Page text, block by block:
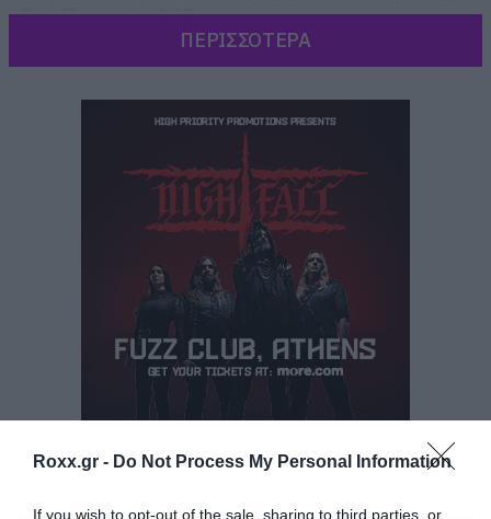
Roxx.gr - Do Not Process My Personal Information
If you wish to opt-out of the sale, sharing to third parties, or
οδού Πειραιώς 117.
άμεσα, προς 45 ευρώ.
ΠΕΡΙΣΣΟΤΕΡΑ